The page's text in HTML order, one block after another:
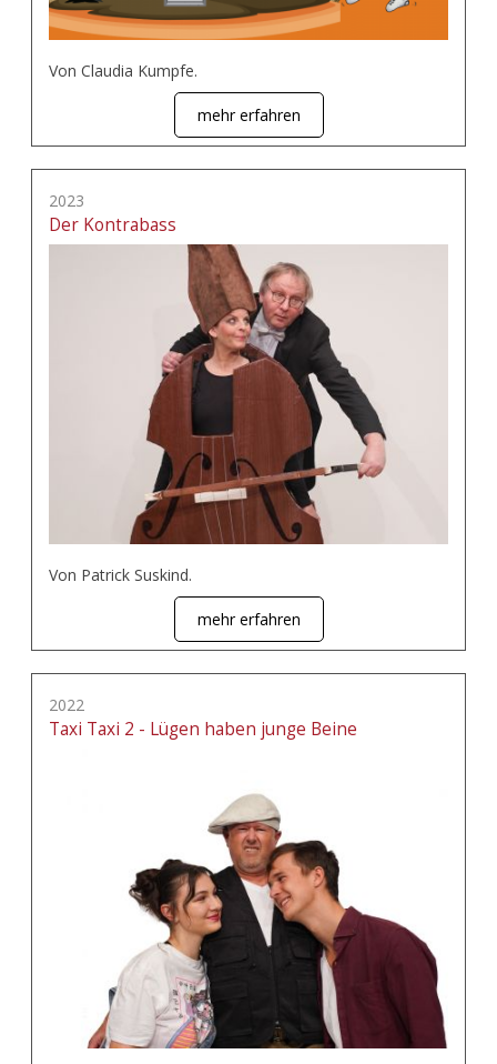
Von Claudia Kumpfe.
mehr erfahren
2023
Der Kontrabass
Von Patrick Suskind.
mehr erfahren
2022
Taxi Taxi 2 - Lügen haben junge Beine